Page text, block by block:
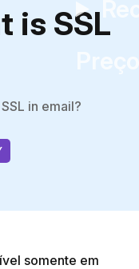
is SSL
in email?
somente em